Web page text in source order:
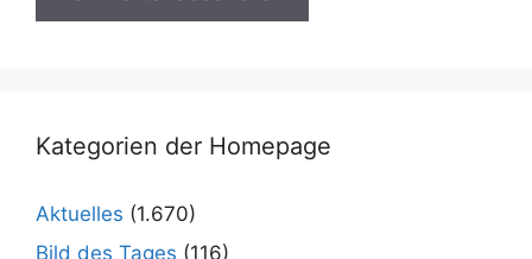
Kategorien der Homepage
Aktuelles (1.670)
Bild des Tages (116)